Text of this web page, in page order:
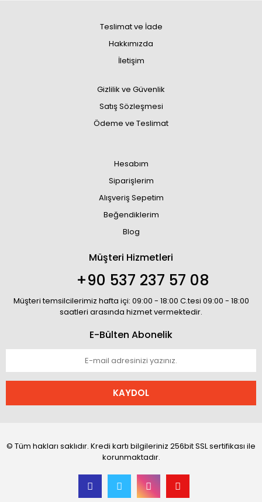
Teslimat ve İade
Hakkımızda
İletişim
Gizlilik ve Güvenlik
Satış Sözleşmesi
Ödeme ve Teslimat
Hesabım
Siparişlerim
Alışveriş Sepetim
Beğendiklerim
Blog
Müşteri Hizmetleri
+90 537 237 57 08
Müşteri temsilcilerimiz hafta içi: 09:00 - 18:00 C.tesi 09:00 - 18:00
saatleri arasında hizmet vermektedir.
E-Bülten Abonelik
KAYDOL
© Tüm hakları saklıdır. Kredi kartı bilgileriniz 256bit SSL sertifikası ile
korunmaktadır.